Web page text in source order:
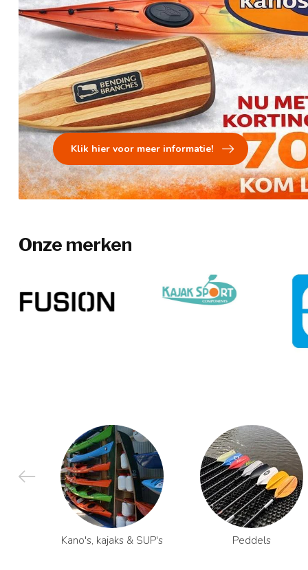
Klik hier voor meer informatie!
Onze merken
Kano's, kajaks & SUP's Peddels